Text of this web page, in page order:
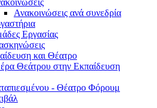
Ανακοινώσεις ανά συνεδρία
Εργασίας
και Θέατρο
Θεάτρου στην Εκπαίδευση
- Θέατρο Φόρουμ